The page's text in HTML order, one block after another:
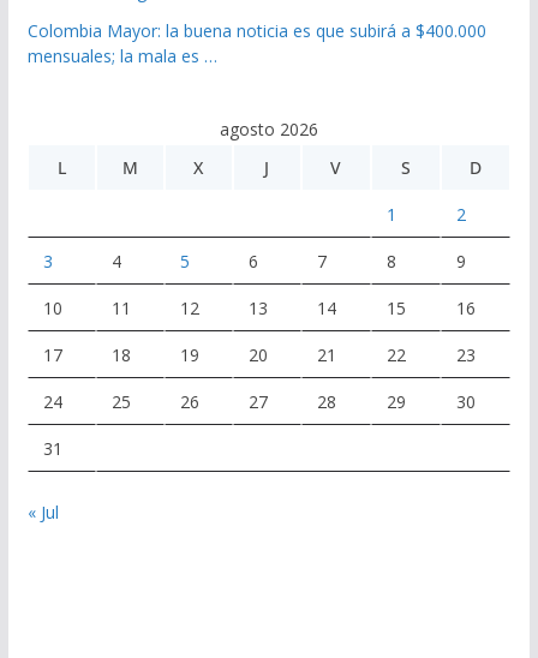
Colombia Mayor: la buena noticia es que subirá a $400.000
mensuales; la mala es …
agosto 2026
L
M X J V S D
1 2
3 4 5 6 7 8 9
10 11 12 13 14 15 16
17 18 19 20 21 22 23
24 25 26 27 28 29 30
31
« Jul